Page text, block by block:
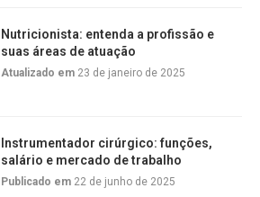
Nutricionista: entenda a profissão e
suas áreas de atuação
Atualizado em 23 de janeiro de 2025
Instrumentador cirúrgico: funções,
salário e mercado de trabalho
Publicado em 22 de junho de 2025